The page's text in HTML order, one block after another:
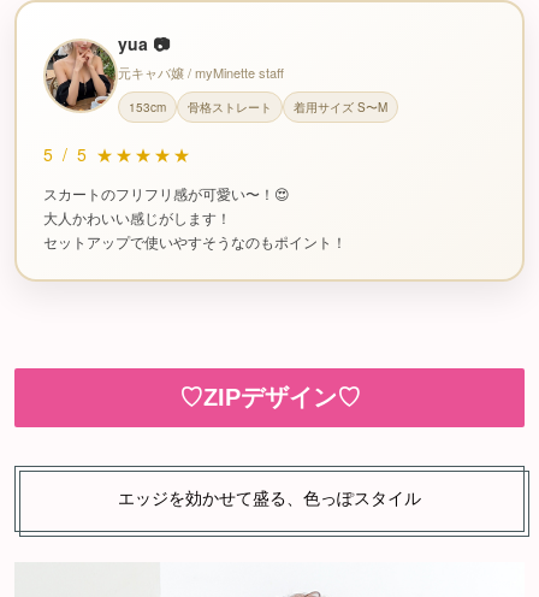
yua 📷
元キャバ嬢 / myMinette staff
153cm 骨格ストレート 着用サイズ S〜M
5 / 5 ★★★★★
スカートのフリフリ感が可愛い〜！😍
大人かわいい感じがします！
セットアップで使いやすそうなのもポイント！
♡ZIPデザイン♡
エッジを効かせて盛る、色っぽスタイル